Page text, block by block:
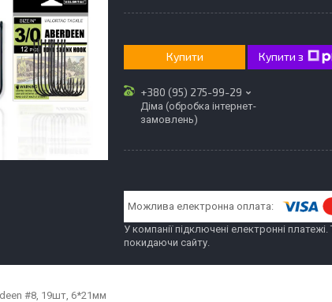
Купити Купити з
+380 (95) 275-99-29
Діма (обробка інтернет-
замовлень)
У компанії підключені електронні
покидаючи сайту.
#8, 19шт, 6*21мм